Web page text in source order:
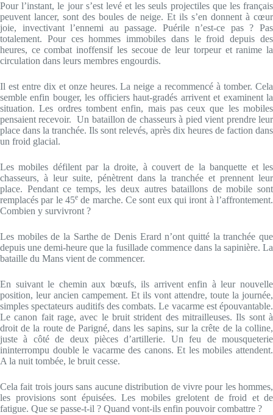
Pour l’instant, le jour s’est levé et les seuls projectiles que les français
peuvent lancer, sont des boules de neige. Et ils s’en donnent à cœur
joie, invectivant l’ennemi au passage. Puérile n’est-ce pas ? Pas
totalement. Pour ces hommes immobiles dans le froid depuis des
heures, ce combat inoffensif les secoue de leur torpeur et ranime la
circulation dans leurs membres engourdis.
Il est entre dix et onze heures. La neige a recommencé à tomber. Cela
semble enfin bouger, les officiers haut-gradés arrivent et examinent la
situation. Les ordres tombent enfin, mais pas ceux que les mobiles
pensaient recevoir. Un bataillon de chasseurs à pied vient prendre leur
place dans la tranchée. Ils sont relevés, après dix heures de faction dans
un froid glacial.
Les mobiles défilent par la droite, à couvert de la banquette et les
chasseurs, à leur suite, pénètrent dans la tranchée et prennent leur
place. Pendant ce temps, les deux autres bataillons de mobile sont
remplacés par le 45e de marche. Ce sont eux qui iront à l’affrontement.
Combien y survivront ?
Les mobiles de la Sarthe de Denis Erard n’ont quitté la tranchée que
depuis une demi-heure que la fusillade commence dans la sapinière. La
bataille du Mans vient de commencer.
En suivant le chemin aux bœufs, ils arrivent enfin à leur nouvelle
position, leur ancien campement. Et ils vont attendre, toute la journée,
simples spectateurs auditifs des combats. Le vacarme est épouvantable.
Le canon fait rage, avec le bruit strident des mitrailleuses. Ils sont à
droit de la route de Parigné, dans les sapins, sur la crête de la colline,
juste à côté de deux pièces d’artillerie. Un feu de mousqueterie
ininterrompu double le vacarme des canons. Et les mobiles attendent.
A la nuit tombée, le bruit cesse.
Cela fait trois jours sans aucune distribution de vivre pour les hommes,
les provisions sont épuisées. Les mobiles grelotent de froid et de
fatigue. Que se passe-t-il ? Quand vont-ils enfin pouvoir combattre ?